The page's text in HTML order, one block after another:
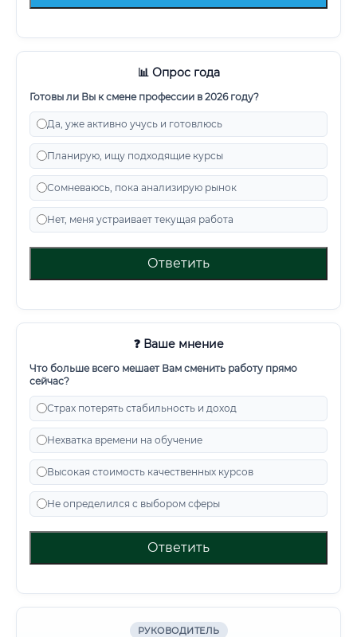
📊 Опрос года
Готовы ли Вы к смене профессии в 2026 году?
Да, уже активно учусь и готовлюсь
Планирую, ищу подходящие курсы
Сомневаюсь, пока анализирую рынок
Нет, меня устраивает текущая работа
Ответить
❓ Ваше мнение
Что больше всего мешает Вам сменить работу прямо
сейчас?
Страх потерять стабильность и доход
Нехватка времени на обучение
Высокая стоимость качественных курсов
Не определился с выбором сферы
Ответить
РУКОВОДИТЕЛЬ